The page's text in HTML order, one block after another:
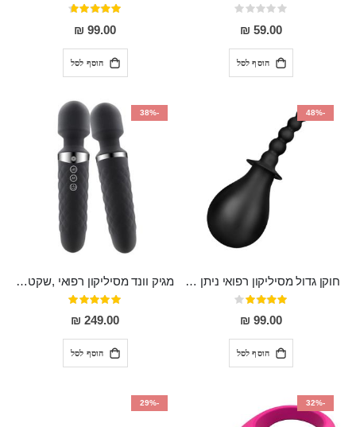
Rating:
0%
59.00 ₪
הוסף לסל
דירוג:
93%
99.00 ₪
הוסף לסל
-48%
חוקן גדול מסיליקון רפואי ניתן לשימוש גם כפלאג וגם כחרוזים אנאלים
דירוג:
80%
99.00 ₪
הוסף לסל
-38%
מגיק וונד מסיליקון רפואי ,שקט במיוחד, נטען בעל 10 מהירויות שונות "Erna"
דירוג:
100%
249.00 ₪
הוסף לסל
-32%
-29%